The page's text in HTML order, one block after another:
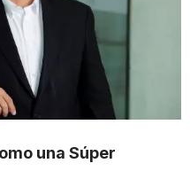
una Súper